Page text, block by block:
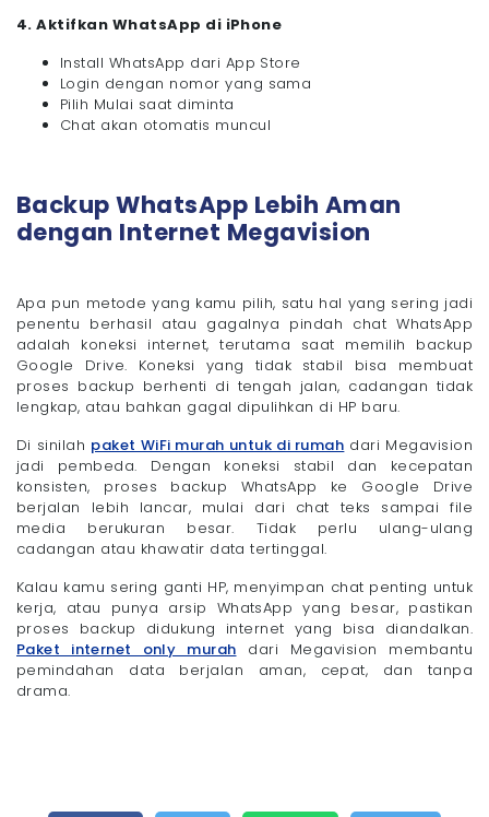
4. Aktifkan WhatsApp di iPhone
Install WhatsApp dari App Store
Login dengan nomor yang sama
Pilih Mulai saat diminta
Chat akan otomatis muncul
Backup WhatsApp Lebih Aman
dengan Internet Megavision
Apa pun metode yang kamu pilih, satu hal yang sering jadi
penentu berhasil atau gagalnya pindah chat WhatsApp
adalah koneksi internet, terutama saat memilih backup
Google Drive. Koneksi yang tidak stabil bisa membuat
proses backup berhenti di tengah jalan, cadangan tidak
lengkap, atau bahkan gagal dipulihkan di HP baru.
Di sinilah paket WiFi murah untuk di rumah dari Megavision
jadi pembeda. Dengan koneksi stabil dan kecepatan
konsisten, proses backup WhatsApp ke Google Drive
berjalan lebih lancar, mulai dari chat teks sampai file
media berukuran besar. Tidak perlu ulang-ulang
cadangan atau khawatir data tertinggal.
Kalau kamu sering ganti HP, menyimpan chat penting untuk
kerja, atau punya arsip WhatsApp yang besar, pastikan
proses backup didukung internet yang bisa diandalkan.
Paket internet only murah dari Megavision membantu
pemindahan data berjalan aman, cepat, dan tanpa
drama.